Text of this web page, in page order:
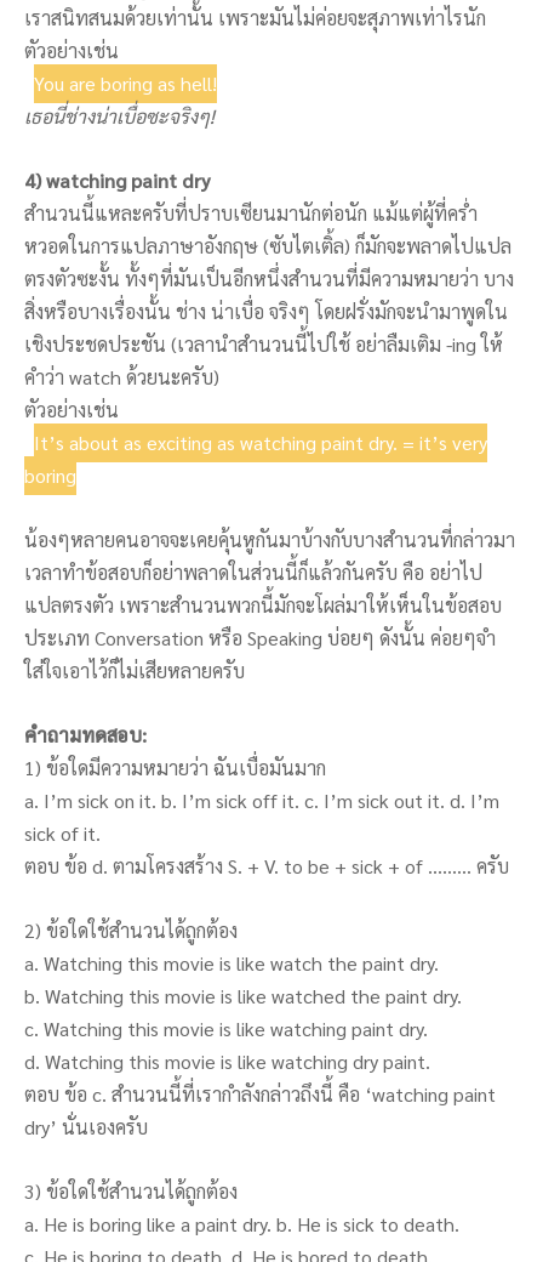
เราสนิทสนมด้วยเท่านั้น เพราะมันไม่ค่อยจะสุภาพเท่าไรนัก
ตัวอย่างเช่น
You are boring as hell!
เธอนี่ช่างน่าเบื่อซะจริงๆ!
4) watching paint dry
สำนวนนี้แหละครับที่ปราบเซียนมานักต่อนัก แม้แต่ผู้ที่คร่ำ
หวอดในการแปลภาษาอังกฤษ (ซับไตเติ้ล) ก็มักจะพลาดไปแปล
ตรงตัวซะงั้น ทั้งๆที่มันเป็นอีกหนึ่งสำนวนที่มีความหมายว่า บาง
สิ่งหรือบางเรื่องนั้น ช่าง น่าเบื่อ จริงๆ โดยฝรั่งมักจะนำมาพูดใน
เชิงประชดประชัน (เวลานำสำนวนนี้ไปใช้ อย่าลืมเติม -ing ให้
คำว่า watch ด้วยนะครับ)
ตัวอย่างเช่น
It’s about as exciting as watching paint dry. = it’s very
boring
น้องๆหลายคนอาจจะเคยคุ้นหูกันมาบ้างกับบางสำนวนที่กล่าวมา
เวลาทำข้อสอบก็อย่าพลาดในส่วนนี้ก็แล้วกันครับ คือ อย่าไป
แปลตรงตัว เพราะสำนวนพวกนี้มักจะโผล่มาให้เห็นในข้อสอบ
ประเภท Conversation หรือ Speaking บ่อยๆ ดังนั้น ค่อยๆจำ
ใส่ใจเอาไว้ก็ไม่เสียหลายครับ
คำถามทดสอบ:
1) ข้อใดมีความหมายว่า ฉันเบื่อมันมาก
a. I’m sick on it. b. I’m sick off it. c. I’m sick out it. d. I’m
sick of it.
ตอบ ข้อ d. ตามโครงสร้าง S. + V. to be + sick + of ……… ครับ
2) ข้อใดใช้สำนวนได้ถูกต้อง
a. Watching this movie is like watch the paint dry.
b. Watching this movie is like watched the paint dry.
c. Watching this movie is like watching paint dry.
d. Watching this movie is like watching dry paint.
ตอบ ข้อ c. สำนวนนี้ที่เรากำลังกล่าวถึงนี้ คือ ‘watching paint
dry’ นั่นเองครับ
3) ข้อใดใช้สำนวนได้ถูกต้อง
a. He is boring like a paint dry. b. He is sick to death.